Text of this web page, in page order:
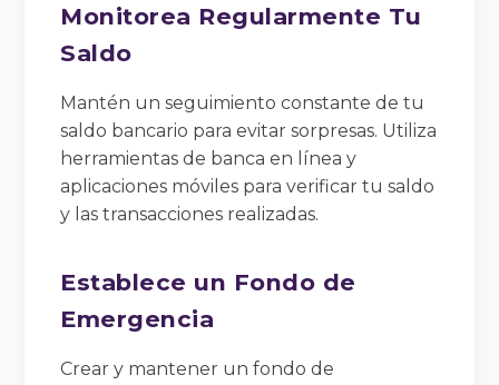
Monitorea Regularmente Tu
Saldo
Mantén un seguimiento constante de tu
saldo bancario para evitar sorpresas. Utiliza
herramientas de banca en línea y
aplicaciones móviles para verificar tu saldo
y las transacciones realizadas.
Establece un Fondo de
Emergencia
Crear y mantener un fondo de